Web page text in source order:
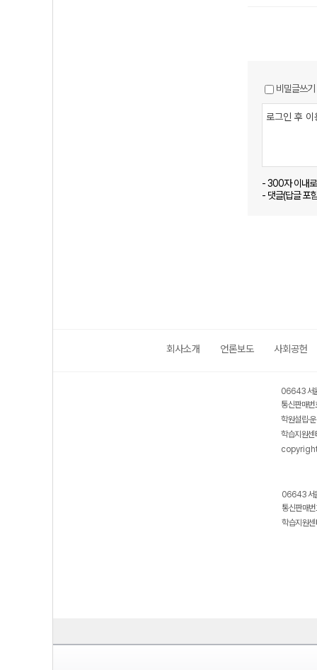
비밀글쓰기
- 300자 이내
- 댓글(답글 포
회사소개 언론보도 사회공헌
06643 서
통신판매
학원설립·
학습지원
06643 서
통신판매
학습지원